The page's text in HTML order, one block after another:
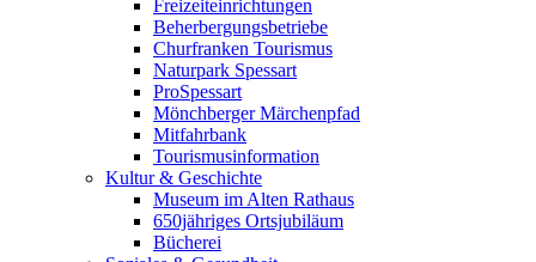
Freizeiteinrichtungen
Beherbergungsbetriebe
Churfranken Tourismus
Naturpark Spessart
ProSpessart
Mönchberger Märchenpfad
Mitfahrbank
Tourismusinformation
Kultur & Geschichte
Museum im Alten Rathaus
650jähriges Ortsjubiläum
Bücherei